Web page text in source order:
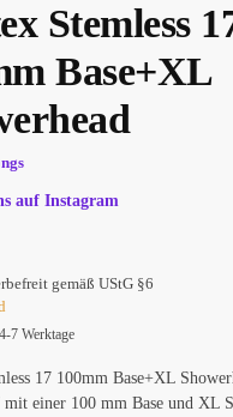
Stemless
Base+XL
auf Instagram
gemäß UStG §6
7 Werktage
17 100mm Base+XL
mit einer 100 mm Base und XL